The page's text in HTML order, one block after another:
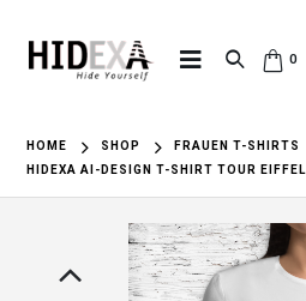
0
HOME SHOP
FRAUEN T-SHIRTS
HIDEXA AI-DESIGN T-SHIRT TOUR EIFFEL